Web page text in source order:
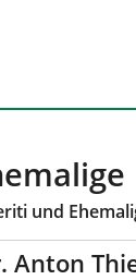
und
Anton